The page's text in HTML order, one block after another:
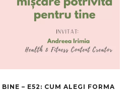
– E52: CUM ALEGI FORMA